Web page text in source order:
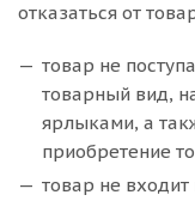
отказаться от
товар не
товарный вид,
ярлыками, а
приобретение
товар не